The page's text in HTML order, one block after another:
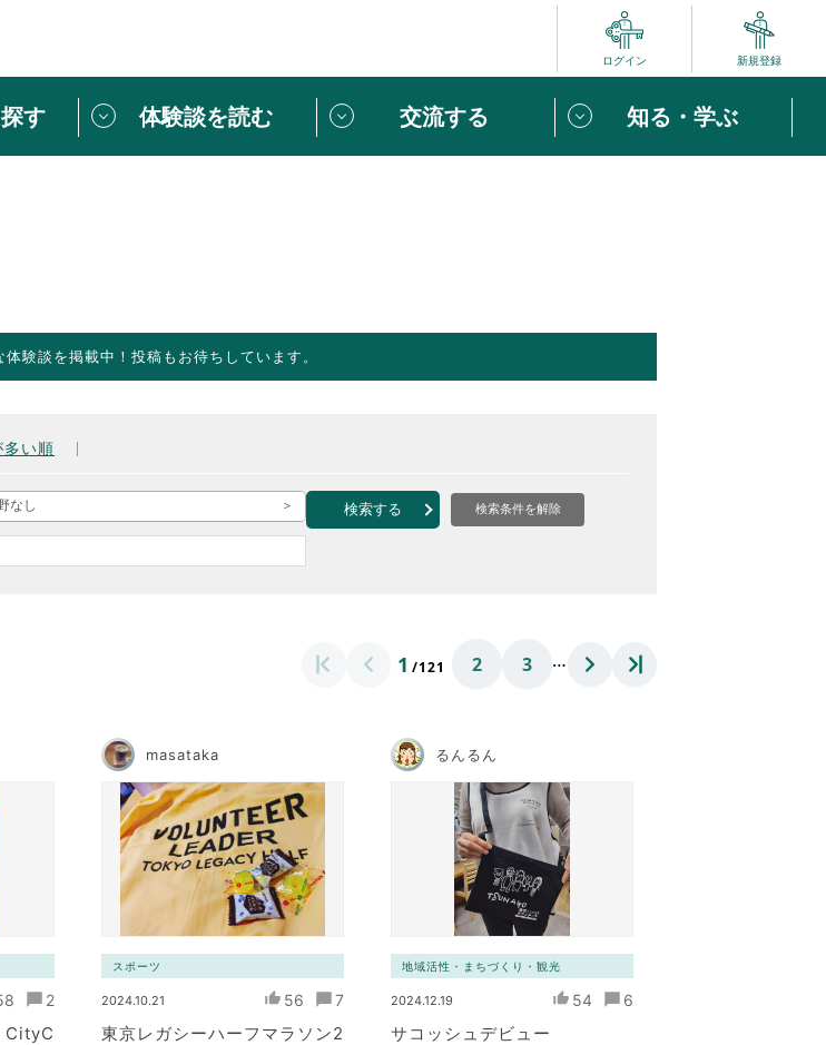
ログイン 新規登録
ザー登録」
ボランティアはじめての方へ
ボランティア みんなのVOICE
す 体験談を読む 交流する 知る・学ぶ
スペシャルインタビュー
ボランティアはじめの一歩
ボランティア関連ニュース（外部記事）
験談を掲載中！投稿もお待ちしています。
多い順
なし 検索する 検索条件を解除
1 /121 2 3 …
2
masataka
スポーツ
2024.10.21 56 7
東京レガシーハーフマラソン2
るんるん
地域活性・まちづくり・観光
2024.12.19 54 6
サコッシュデビュー